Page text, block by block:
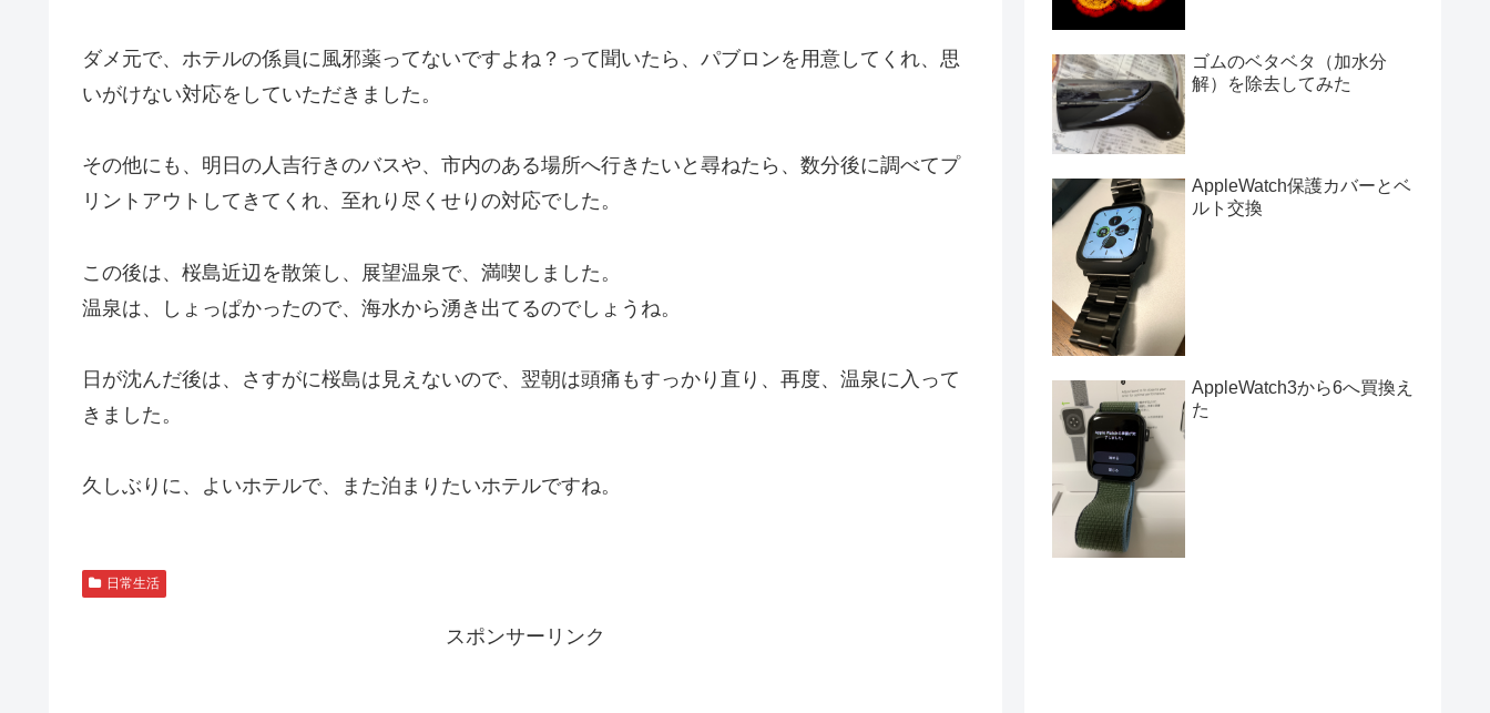
ダメ元で、ホテルの係員に風邪薬ってないですよね？って聞いたら、パブロンを用意してくれ、思
いがけない対応をしていただきました。
その他にも、明日の人吉行きのバスや、市内のある場所へ行きたいと尋ねたら、数分後に調べてプ
リントアウトしてきてくれ、至れり尽くせりの対応でした。
この後は、桜島近辺を散策し、展望温泉で、満喫しました。
温泉は、しょっぱかったので、海水から湧き出てるのでしょうね。
日が沈んだ後は、さすがに桜島は見えないので、翌朝は頭痛もすっかり直り、再度、温泉に入って
きました。
久しぶりに、よいホテルで、また泊まりたいホテルですね。
日常生活
スポンサーリンク
ゴムのベタベタ（加水分
解）を除去してみた
AppleWatch保護カバーとベ
ルト交換
AppleWatch3から6へ買換え
た